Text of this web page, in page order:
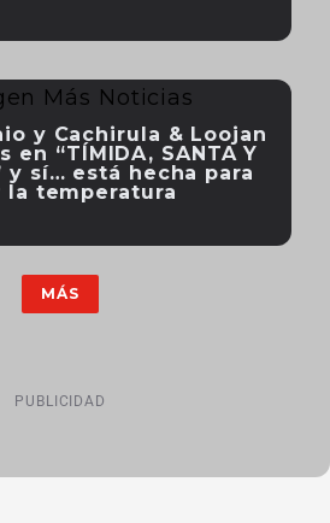
y Cachirula & Loojan
en “TÍMIDA, SANTA Y
y sí… está hecha para
la temperatura
MÁS
PUBLICIDAD